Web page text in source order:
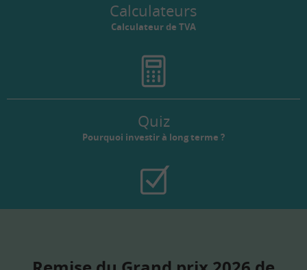
Calculateurs
Calculateur de TVA
Quiz
Pourquoi investir à long terme ?